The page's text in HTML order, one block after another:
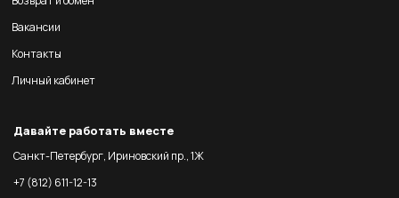
Вакансии
Контакты
Личный кабинет
Давайте работать вместе
Санкт-Петербург, Ириновский пр., 1Ж
+7 (812) 611-12-13